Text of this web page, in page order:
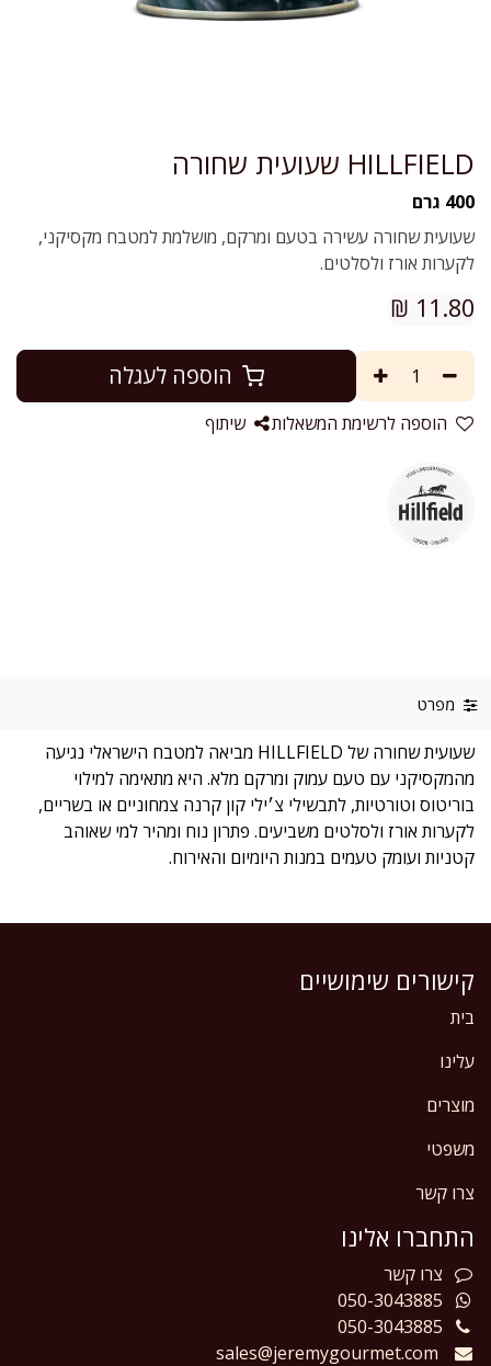
HILLFIELD שעועית שחורה
400 גרם
שעועית שחורה עשירה בטעם ומרקם, מושלמת למטבח מקסיקני,
לקערות אורז ולסלטים.
11.80
₪
הוספה לעגלה
הוספה לרשימת המשאלות שיתוף
מפרט
שעועית שחורה של HILLFIELD מביאה למטבח הישראלי נגיעה
מהמקסיקני עם טעם עמוק ומרקם מלא. היא מתאימה למילוי
בוריטוס וטורטיות, לתבשילי צ׳ילי קון קרנה צמחוניים או בשריים,
לקערות אורז ולסלטים משביעים. פתרון נוח ומהיר למי שאוהב
קטניות ועומק טעמים במנות היומיום והאירוח.
קישורים שימושיים
בית
עלינו
מוצרים
משפטי
צרו קשר
התחברו אלינו
צרו קשר
050-3043885
050-3043885
sales@jeremygourmet.com